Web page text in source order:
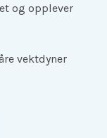
og opplever
vektdyner